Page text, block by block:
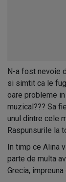
N-a fost nevoie
si simtit ca le
oare probleme
muzical??? Sa
unul dintre cele
Raspunsurile la
In timp ce Alina
parte de multa
Grecia,